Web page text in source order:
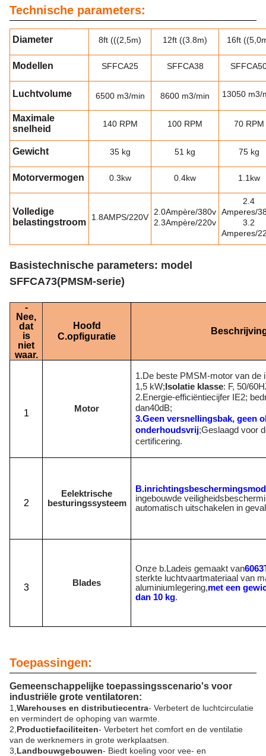
Technische parameters:
Diameter 8ft (((2,5m) 12ft ((3.8m) 16ft
Modellen SFFCA25 SFFCA38
Luchtvolume 6500 m3/min 8600 m3/min 13050 m3/
Maximale
snelheid
140 RPM 100 RPM 70 RPM
Gewicht 35 kg 51 kg 75 kg
Motorvermogen 0.3kw 0.4kw 1.1kw
Volledige
belastingstroom
1.8AMPS/220V
2.0Ampère/380v
2.3Ampère/220v
2.4
Amperes/
3.2
Amperes/
Basistechnische parameters: model
SFFCA73(PMSM-serie)
-
Nee,
dat
is
niet
waar.
Hoofd
C.opfiguratie
1 Motor
1.De beste PMSM-motor van de
1,5 kW; Isolatie klasse: F, 50/
2.Energie-efficiëntiecijfer IE2;
dan40dB;
3.Geen versnellingsbak, geen
onderhoudsvrij;Geslaagd voor
certificering.
2
Eelektrische
besturingssysteem
B.
ingebouwde
automatisch uitschakelen in
3 Blades
Onze b. Ladeis gemaakt van
sterkte luchtvaartmateriaal van
aluminiumlegering,met een
dan 10 kg.
Toepassingen:
Gemeenschappelijke toepassingsscenario's voor
industriële grote ventilatoren:
1, Warehouses en distributiecentra- Verbetert de luchtcirculatie
en vermindert de ophoping van warmte.
2, Productiefaciliteiten- Verbetert het comfort en de ventilatie
van de werknemers in grote werkplaatsen.
3, Landbouwgebouwen- Biedt koeling voor vee- en